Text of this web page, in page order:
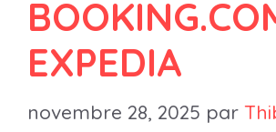
EXPEDIA
novembre 28, 2025 par